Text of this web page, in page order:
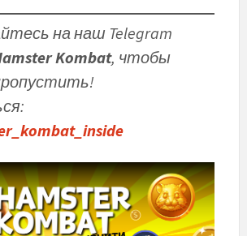
на наш Telegram
Kombat, чтобы